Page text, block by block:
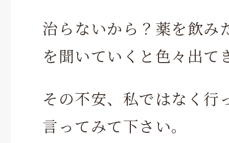
治らないから？薬を飲み
を聞いていくと色々出て
その不安、私ではなく行
言ってみて下さい。